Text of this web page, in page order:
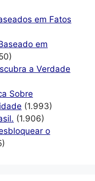
em Fatos
em
a Verdade
Sobre
(1.993)
(1.906)
o